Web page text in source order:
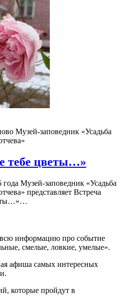
Музей-заповедник «Усадьба
тебе цветы…»
Музей-заповедник «Усадьба
представляет Встреча
информацию про событие
смелые, ловкие, умелые».
афиша самых интересных
которые пройдут в